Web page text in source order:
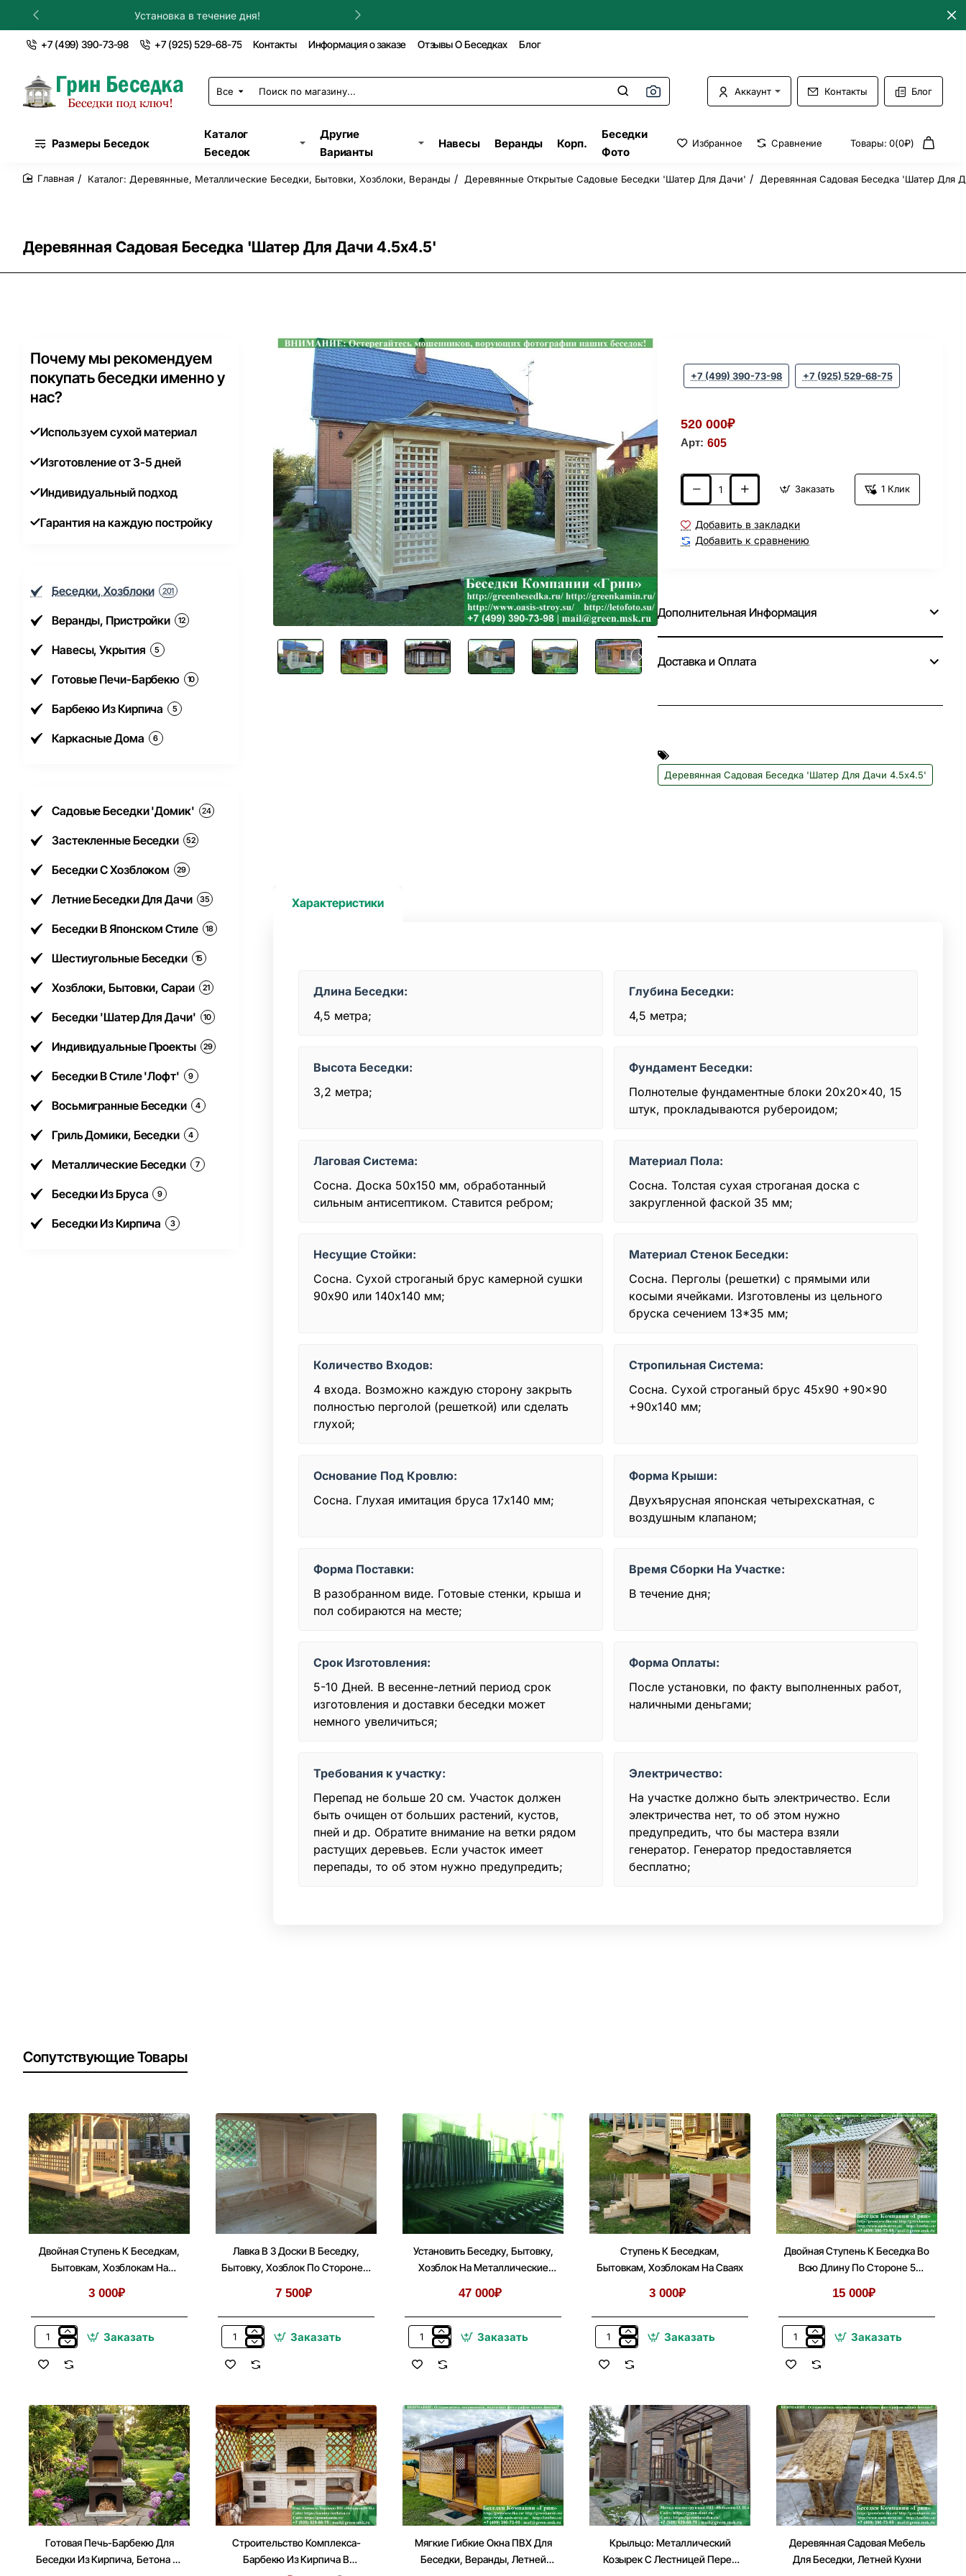
Установка в течение дня!
+7 (499) 390-73-98 +7 (925) 529-68-75 Контакты Информация о заказе Отзывы О Беседках Блог
Все
Поиск
по
Аккаунт Контакты Блог
Размеры Беседок
Каталог
Беседок
Другие
Варианты
Навесы Веранды Корп.
Беседки
Фото
Избранное Сравнение Товары: 0(0₽)
Деревянная Садовая Беседка 'Шатер Для Дачи 4.5х4.5'
Каталог: Деревянные, Металлические Беседки, Бытовки, Хозблоки, Веранды Деревянные Открытые Садовые Беседки 'Шатер Для Дачи' Деревянная Садовая Беседка 'Шатер Для
Почему мы рекомендуем
покупать беседки именно у
нас?
Используем сухой материал
Изготовление от 3-5 дней
Индивидуальный подход
Гарантия на каждую постройку
Беседки, Хозблоки 201
Веранды, Пристройки 12
Навесы, Укрытия 5
Готовые Печи-Барбекю 10
Барбекю Из Кирпича 5
Каркасные Дома 6
Садовые Беседки 'Домик' 24
Застекленные Беседки 52
Беседки С Хозблоком 29
Летние Беседки Для Дачи 35
Беседки В Японском Стиле 18
Шестиугольные Беседки 15
Хозблоки, Бытовки, Сараи 21
Беседки 'Шатер Для Дачи' 10
Индивидуальные Проекты 29
Беседки В Стиле 'Лофт' 9
Восьмигранные Беседки 4
Гриль Домики, Беседки 4
Металлические Беседки 7
Беседки Из Бруса 9
Беседки Из Кирпича 3
+7 (499) 390-73-98 +7 (925) 529-68-75
520 000₽
Арт: 605
Заказать 1 Клик
Добавить в закладки
Добавить к сравнению
Дополнительная Информация
Доставка и Оплата
Деревянная Садовая Беседка 'Шатер Для Дачи 4.5х4.5'
Характеристики
Длина Беседки:
4,5 метра;
Глубина Беседки:
4,5 метра;
Высота Беседки:
3,2 метра;
Фундамент Беседки:
Полнотелые фундаментные блоки 20x20x40, 15
штук, прокладываются рубероидом;
Лаговая Система:
Сосна. Доска 50x150 мм, обработанный
сильным антисептиком. Ставится ребром;
Материал Пола:
Сосна. Толстая сухая строганая доска с
закругленной фаской 35 мм;
Несущие Стойки:
Сосна. Сухой строганый брус камерной сушки
90х90 или 140х140 мм;
Материал Стенок Беседки:
Сосна. Перголы (решетки) с прямыми или
косыми ячейками. Изготовлены из цельного
бруска сечением 13*35 мм;
Количество Входов:
4 входа. Возможно каждую сторону закрыть
полностью перголой (решеткой) или сделать
глухой;
Стропильная Система:
Сосна. Сухой строганый брус 45x90 +90x90
+90х140 мм;
Основание Под Кровлю:
Сосна. Глухая имитация бруса 17х140 мм;
Форма Крыши:
Двухъярусная японская четырехскатная, с
воздушным клапаном;
Форма Поставки:
В разобранном виде. Готовые стенки, крыша и
пол собираются на месте;
Время Сборки На Участке:
В течение дня;
Срок Изготовления:
5-10 Дней. В весенне-летний период срок
изготовления и доставки беседки может
немного увеличиться;
Форма Оплаты:
После установки, по факту выполненных работ,
наличными деньгами;
Требования к участку:
Перепад не больше 20 см. Участок должен
быть очищен от больших растений, кустов,
пней и др. Обратите внимание на ветки рядом
растущих деревьев. Если участок имеет
перепады, то об этом нужно предупредить;
Электричество:
На участке должно быть электричество. Если
электричества нет, то об этом нужно
предупредить, что бы мастера взяли
генератор. Генератор предоставляется
бесплатно;
Сопутствующие Товары
Двойная Ступень К Беседкам,
Бытовкам, Хозблокам На
3 000₽
Двойная
К
На
Блоках
Заказать
Лавка В 3 Доски В Беседку,
Бытовку, Хозблок По Стороне 5
7 500₽
Лавка
3
Бытовку,
Хозблок
По
Стороне
5
Метров
Заказать
Установить Беседку, Бытовку,
Хозблок На Металлические
47 000₽
Установить
Бытовку,
Сваи
Заказать
Ступень К Беседкам,
Бытовкам, Хозблокам На Сваях
3 000₽
Ступень
Беседкам,
Сваях
Заказать
Двойная Ступень К Беседка Во
Всю Длину По Стороне 5
15 000₽
Двойная
К
Длину
По
Стороне
5
Метров
Заказать
Готовая Печь-Барбекю Для
Беседки Из Кирпича, Бетона №
Строительство Комплекса-
Барбекю Из Кирпича В
Мягкие Гибкие Окна ПВХ Для
Беседки, Веранды, Летней
Крыльцо: Металлический
Козырек С Лестницей Перед
Деревянная Садовая Мебель
Для Беседки, Летней Кухни